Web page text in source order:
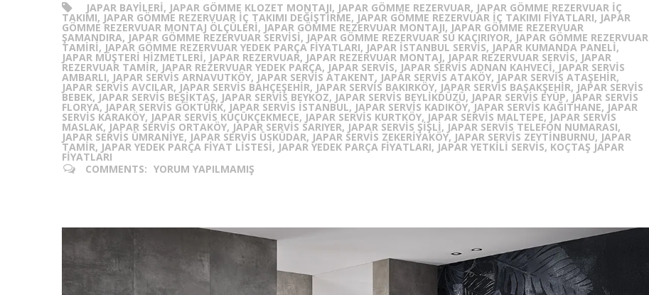
JAPAR BAYILERI, JAPAR GÖMME KLOZET MONTAJI, JAPAR GÖMME REZERVUAR, JAPAR GÖMME REZERVUAR İÇ
TAKIMI, JAPAR GÖMME REZERVUAR İÇ TAKIMI DEĞIŞTIRME, JAPAR GÖMME REZERVUAR İÇ TAKIMI FIYATLARI, JAPAR
GÖMME REZERVUAR MONTAJ ÖLÇÜLERI, JAPAR GÖMME REZERVUAR MONTAJI, JAPAR GÖMME REZERVUAR
ŞAMANDIRA, JAPAR GÖMME REZERVUAR SERVISI, JAPAR GÖMME REZERVUAR SU KAÇIRIYOR, JAPAR GÖMME REZERVUAR
TAMIRI, JAPAR GÖMME REZERVUAR YEDEK PARÇA FIYATLARI, JAPAR ISTANBUL SERVIS, JAPAR KUMANDA PANELI,
JAPAR MÜŞTERI HIZMETLERI, JAPAR REZERVUAR, JAPAR REZERVUAR MONTAJ, JAPAR REZERVUAR SERVIS, JAPAR
REZERVUAR TAMIR, JAPAR REZERVUAR YEDEK PARÇA, JAPAR SERVIS, JAPAR SERVIS ADNAN KAHVECI, JAPAR SERVIS
AMBARLI, JAPAR SERVIS ARNAVUTKÖY, JAPAR SERVIS ATAKENT, JAPAR SERVIS ATAKÖY, JAPAR SERVIS ATAŞEHIR,
JAPAR SERVIS AVCILAR, JAPAR SERVIS BAHÇEŞEHIR, JAPAR SERVIS BAKIRKÖY, JAPAR SERVIS BAŞAKŞEHIR, JAPAR SERVIS
BEBEK, JAPAR SERVIS BEŞIKTAŞ, JAPAR SERVIS BEYKOZ, JAPAR SERVIS BEYLIKDÜZÜ, JAPAR SERVIS EYÜP, JAPAR SERVIS
FLORYA, JAPAR SERVIS GÖKTÜRK, JAPAR SERVIS ISTANBUL, JAPAR SERVIS KADIKÖY, JAPAR SERVIS KAĞITHANE, JAPAR
SERVIS KARAKÖY, JAPAR SERVIS KÜÇÜKÇEKMECE, JAPAR SERVIS KURTKÖY, JAPAR SERVIS MALTEPE, JAPAR SERVIS
MASLAK, JAPAR SERVIS ORTAKÖY, JAPAR SERVIS SARIYER, JAPAR SERVIS ŞIŞLI, JAPAR SERVIS TELEFON NUMARASI,
JAPAR SERVIS ÜMRANIYE, JAPAR SERVIS ÜSKÜDAR, JAPAR SERVIS ZEKERIYAKÖY, JAPAR SERVIS ZEYTINBURNU, JAPAR
TAMIR, JAPAR YEDEK PARÇA FIYAT LISTESI, JAPAR YEDEK PARÇA FIYATLARI, JAPAR YETKILI SERVIS, KOÇTAŞ JAPAR
FIYATLARI
COMMENTS: YORUM YAPILMAMIŞ